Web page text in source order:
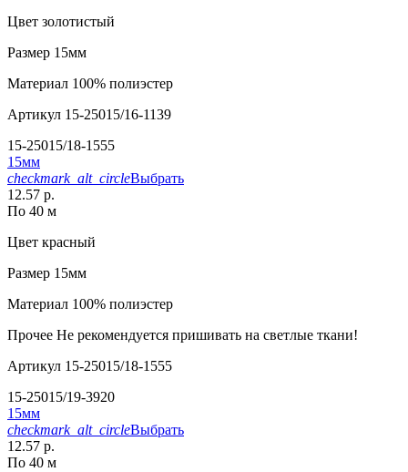
Цвет золотистый
Размер 15мм
Материал 100% полиэстер
Артикул 15-25015/16-1139
15-25015/18-1555
15мм
checkmark_alt_circleВыбрать
12.57 р.
По 40 м
Цвет красный
Размер 15мм
Материал 100% полиэстер
Прочее Не рекомендуется пришивать на светлые ткани!
Артикул 15-25015/18-1555
15-25015/19-3920
15мм
checkmark_alt_circleВыбрать
12.57 р.
По 40 м